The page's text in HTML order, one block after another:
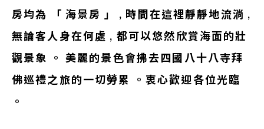
房均為 「 海景房 」 , 時間在這裡靜靜地流淌 ,
無論客人身在何處 , 都可以悠然欣賞海面的壯
觀景象 。 美麗的景色會拂去四國八十八寺拜
佛巡禮之旅的一切勞累 。衷心歡迎各位光臨
。